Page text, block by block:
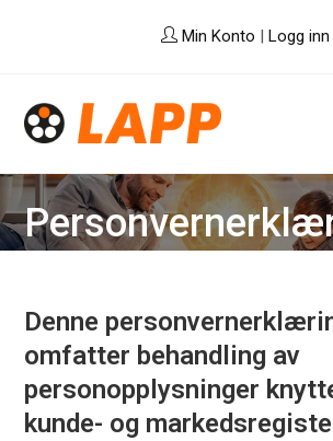
Min Konto | Logg inn
Denne
omfatter behandling av
personopplysninger
kunde- og